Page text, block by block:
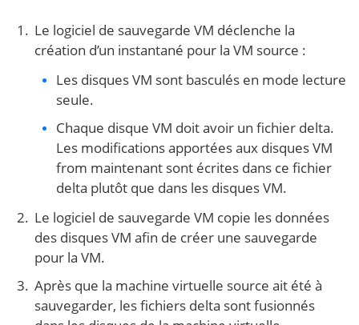
Le logiciel de sauvegarde VM déclenche la
création d’un instantané pour la VM source :
Les disques VM sont basculés en mode lecture
seule.
Chaque disque VM doit avoir un fichier delta.
Les modifications apportées aux disques VM
from maintenant sont écrites dans ce fichier
delta plutôt que dans les disques VM.
Le logiciel de sauvegarde VM copie les données
des disques VM afin de créer une sauvegarde
pour la VM.
Après que la machine virtuelle source ait été à
sauvegarder, les fichiers delta sont fusionnés